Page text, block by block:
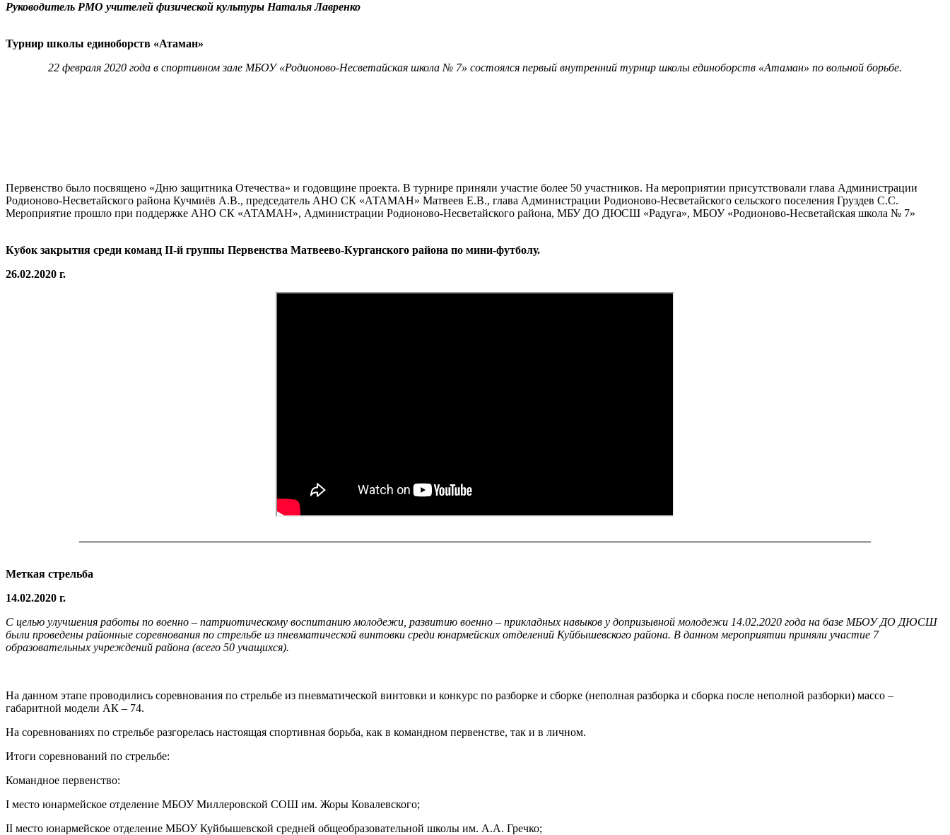
Руководитель РМО учителей физической культуры Наталья Лавренко
Турнир школы единоборств «Атаман»
22 февраля 2020 года в спортивном зале МБОУ «Родионово-Несветайская школа № 7» состоялся первый внутренний турнир школы единоборств «Атаман» по вольной борьбе.
Первенство было посвящено «Дню защитника Отечества» и годовщине проекта. В турнире приняли участие более 50 участников. На мероприятии присутствовали глава Администрации
Родионово-Несветайского района Кучмиёв А.В., председатель АНО СК «АТАМАН» Матвеев Е.В., глава Администрации Родионово-Несветайского сельского поселения Груздев С.С.
Мероприятие прошло при поддержке АНО СК «АТАМАН», Администрации Родионово-Несветайского района, МБУ ДО ДЮСШ «Радуга», МБОУ «Родионово-Несветайская школа № 7»
Кубок закрытия среди команд II-й группы Первенства Матвеево-Курганского района по мини-футболу.
26.02.2020 г.
Меткая стрельба
14.02.2020 г.
С целью улучшения работы по военно – патриотическому воспитанию молодежи, развитию военно – прикладных навыков у допризывной молодежи 14.02.2020 года на базе МБОУ ДО ДЮСШ
были проведены районные соревнования по стрельбе из пневматической винтовки среди юнармейских отделений Куйбышевского района. В данном мероприятии приняли участие 7
образовательных учреждений района (всего 50 учащихся).
На данном этапе проводились соревнования по стрельбе из пневматической винтовки и конкурс по разборке и сборке (неполная разборка и сборка после неполной разборки) массо –
габаритной модели АК – 74.
На соревнованиях по стрельбе разгорелась настоящая спортивная борьба, как в командном первенстве, так и в личном.
Итоги соревнований по стрельбе:
Командное первенство:
I место юнармейское отделение МБОУ Миллеровской СОШ им. Жоры Ковалевского;
II место юнармейское отделение МБОУ Куйбышевской средней общеобразовательной школы им. А.А. Гречко;